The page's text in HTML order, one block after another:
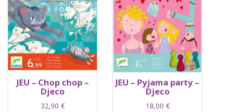
JEU – Chop chop –
Djeco
32,90 €
JEU – Pyjama party –
Djeco
18,00 €